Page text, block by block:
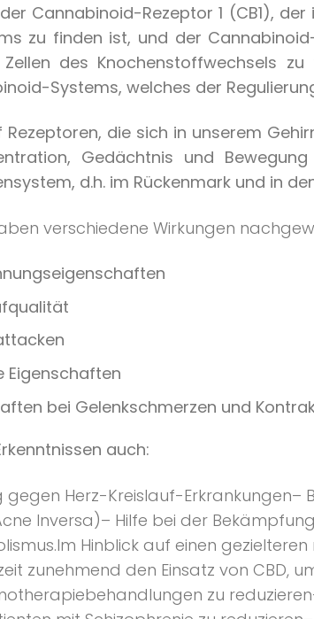
Cannabinoid-Rezeptor 1 (CB1),
zu finden ist, und der
des Knochenstoffwechsels
Systems, welches der
die sich in unserem
Gedächtnis und
d.h. im Rückenmark und in
verschiedene Wirkungen
Eigenschaften
bei Gelenkschmerzen und
auch:
gegen Herz-Kreislauf-Erkrankungen–
Inversa)– Hilfe bei der
Hinblick auf einen gezielteren
zunehmend den Einsatz von CBD,
zu